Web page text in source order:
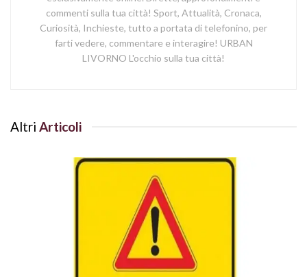
commenti sulla tua città! Sport, Attualità, Cronaca,
Curiosità, Inchieste, tutto a portata di telefonino, per
farti vedere, commentare e interagire! URBAN
LIVORNO L'occhio sulla tua città!
Altri Articoli